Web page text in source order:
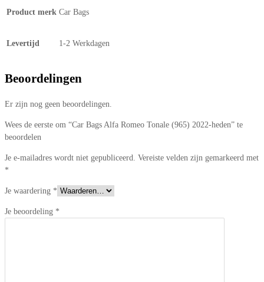
Product merk Car Bags
Levertijd 1-2 Werkdagen
Beoordelingen
Er zijn nog geen beoordelingen.
Wees de eerste om “Car Bags Alfa Romeo Tonale (965) 2022-heden” te
beoordelen
Je e-mailadres wordt niet gepubliceerd. Vereiste velden zijn gemarkeerd met
*
Je waardering *
Je beoordeling *